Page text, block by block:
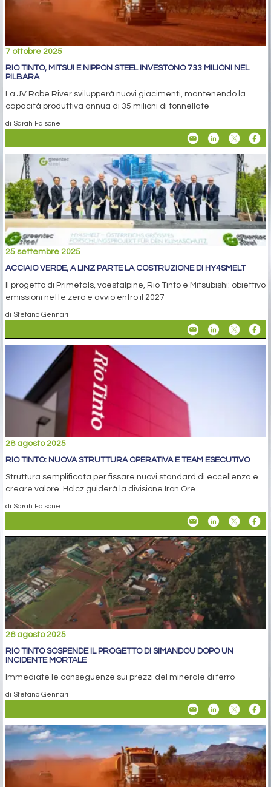
7 ottobre 2025
RIO TINTO, MITSUI E NIPPON STEEL INVESTONO 733 MILIONI NEL
PILBARA
La JV Robe River svilupperà nuovi giacimenti, mantenendo la
capacità produttiva annua di 35 milioni di tonnellate
di Sarah Falsone
25 settembre 2025
ACCIAIO VERDE, A LINZ PARTE LA COSTRUZIONE DI HY4SMELT
Il progetto di Primetals, voestalpine, Rio Tinto e Mitsubishi: obiettivo
emissioni nette zero e avvio entro il 2027
di Stefano Gennari
28 agosto 2025
RIO TINTO: NUOVA STRUTTURA OPERATIVA E TEAM ESECUTIVO
Struttura semplificata per fissare nuovi standard di eccellenza e
creare valore. Holcz guiderà la divisione Iron Ore
di Sarah Falsone
26 agosto 2025
RIO TINTO SOSPENDE IL PROGETTO DI SIMANDOU DOPO UN
INCIDENTE MORTALE
Immediate le conseguenze sui prezzi del minerale di ferro
di Stefano Gennari